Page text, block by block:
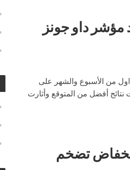
داو جونز
28-04-2023 آخر جلسة تداول من الأسبوع والشهر على
أفضل من المتوقع وأثارت
تضخم